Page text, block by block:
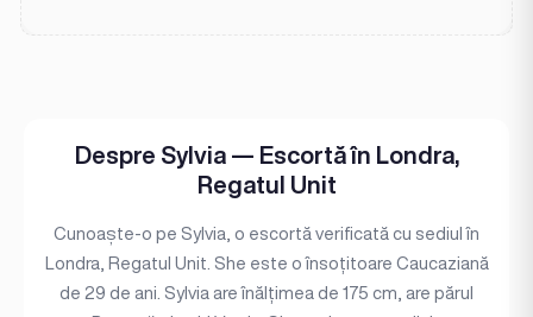
Despre Sylvia — Escortă în Londra,
Regatul Unit
Cunoaște-o pe Sylvia, o escortă verificată cu sediul în
Londra, Regatul Unit. She este o însoțitoare Caucaziană
de 29 de ani. Sylvia are înălțimea de 175 cm, are părul